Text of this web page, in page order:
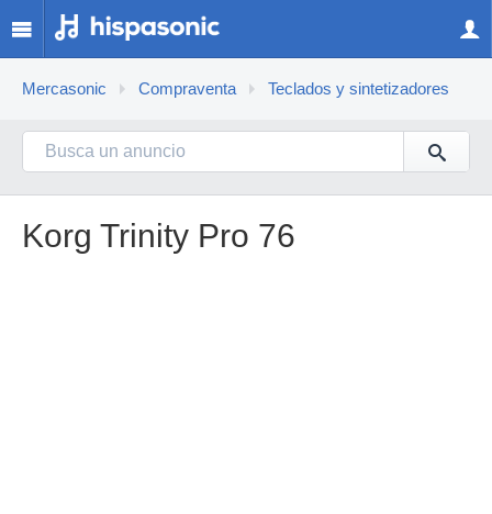
Mercasonic Compraventa Teclados y sintetizadores
Korg Trinity Pro 76